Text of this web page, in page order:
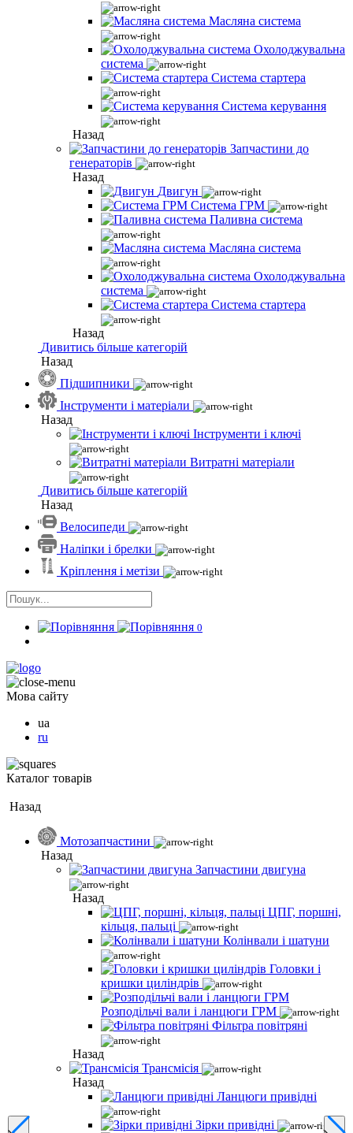
Масляна система
Охолоджувальна
система
Система стартера
Система керування
Назад
Запчастини до
генераторів
Назад
Двигун
Система ГРМ
Паливна система
Масляна система
Охолоджувальна
система
Система стартера
Назад
Дивитись більше категорій
Назад
Підшипники
Інструменти і матеріали
Назад
Інструменти і ключі
Витратні матеріали
Дивитись більше категорій
Назад
Велосипеди
Наліпки і брелки
Кріплення і метізи
0
Мова сайту
ua
ru
Каталог товарів
Назад
Мотозапчастини
Назад
Запчастини двигуна
Назад
ЦПГ, поршні,
кільця, пальці
Колінвали і шатуни
Головки і
кришки циліндрів
Розподільчі вали і ланцюги ГРМ
Фільтра повітряні
Назад
Трансмісія
Назад
Ланцюги привідні
Зірки привідні